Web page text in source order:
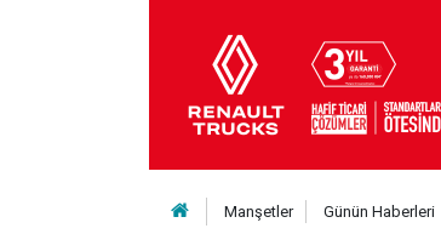
Manşetler Günün Haberleri